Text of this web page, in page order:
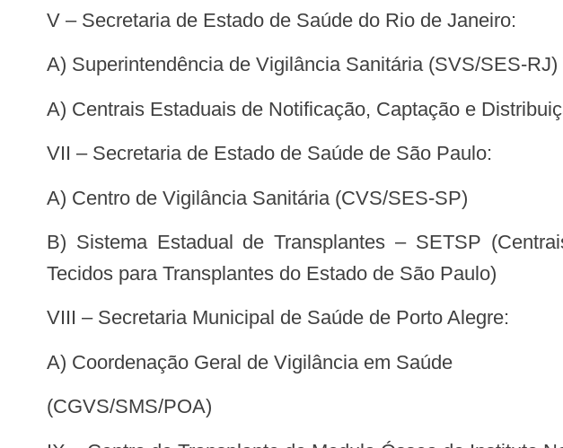
V – Secretaria de Estado de Saúde do Rio de Janeiro:
a) Superintendência de Vigilância Sanitária (SVS/SES-
a) Centrais Estaduais de Notificação, Captação e
VII – Secretaria de Estado de Saúde de São Paulo:
a) Centro de Vigilância Sanitária (CVS/SES-SP)
b) Sistema Estadual de Transplantes – SETSP (Centrais Estaduais de Notificação, Captação e Distribuição de Órgãos e
Tecidos para Transplantes do Estado de São Paulo)
VIII – Secretaria Municipal de Saúde de Porto Alegre:
a) Coordenação Geral de Vigilância em Saúde
(CGVS/SMS/POA)